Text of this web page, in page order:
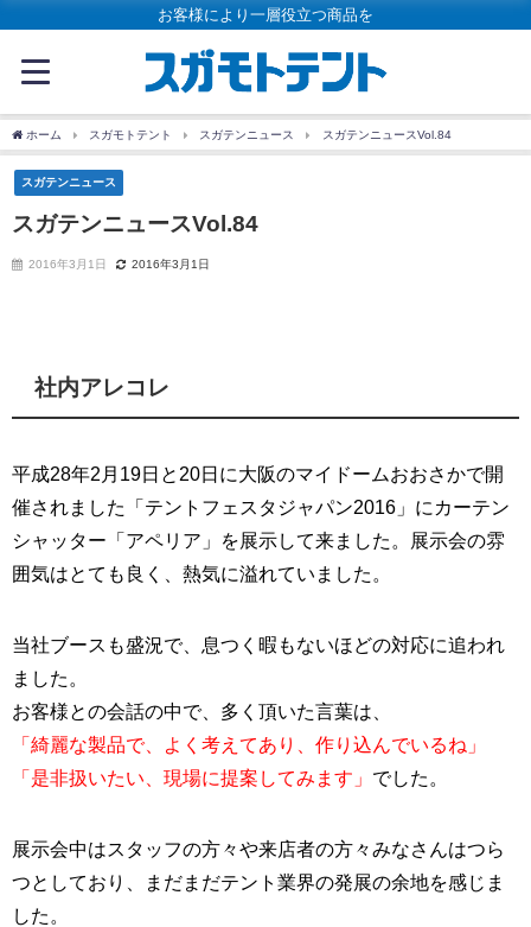
お客様により一層役立つ商品を
ホーム スガモトテント スガテンニュース スガテンニュースVol.84
スガテンニュース
スガテンニュースVol.84
2016年3月1日 2016年3月1日
社内アレコレ
平成28年2月19日と20日に大阪のマイドームおおさかで開
催されました「テントフェスタジャパン2016」にカーテン
シャッター「アペリア」を展示して来ました。展示会の雰
囲気はとても良く、熱気に溢れていました。
当社ブースも盛況で、息つく暇もないほどの対応に追われ
ました。
お客様との会話の中で、多く頂いた言葉は、
「綺麗な製品で、よく考えてあり、作り込んでいるね」
「是非扱いたい、現場に提案してみます」 でした。
展示会中はスタッフの方々や来店者の方々みなさんはつら
つとしており、まだまだテント業界の発展の余地を感じま
した。